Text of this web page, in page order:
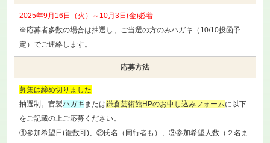
2025年9月16日（火）～10月3日(金)必着
※応募者多数の場合は抽選し、ご当選の方のみハガキ（10/10投函予
定）でご連絡します。
応募方法
募集は締め切りました
抽選制。官製ハガキ または鎌倉芸術館HPのお申し込みフォームに以下
をご記載の上ご応募ください。
①参加希望日(複数可)、②氏名（同行者も）、③参加希望人数（２名ま